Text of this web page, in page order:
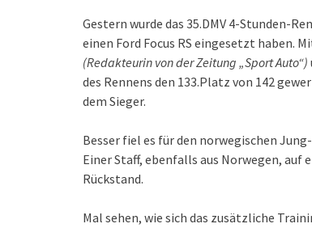
Gestern wurde das 35.DMV 4-Stunden-
einen Ford Focus RS eingesetzt haben.
(Redakteurin von der Zeitung „Sport Auto“)
des Rennens den 133.Platz von 142
dem Sieger.
Besser fiel es für den norwegischen
Einer Staff, ebenfalls aus Norwegen,
Rückstand.
Mal sehen, wie sich das zusätzliche